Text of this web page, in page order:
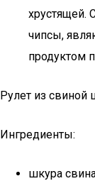
хрустящей.
чипсы,
продуктом
Рулет из свиной
Ингредиенты:
шкура